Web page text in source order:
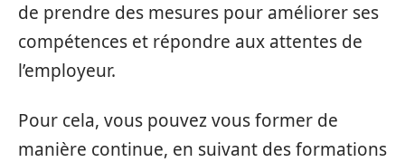
de prendre des mesures pour améliorer ses
compétences et répondre aux attentes de
l’employeur.
Pour cela, vous pouvez vous former de
manière continue, en suivant des formations